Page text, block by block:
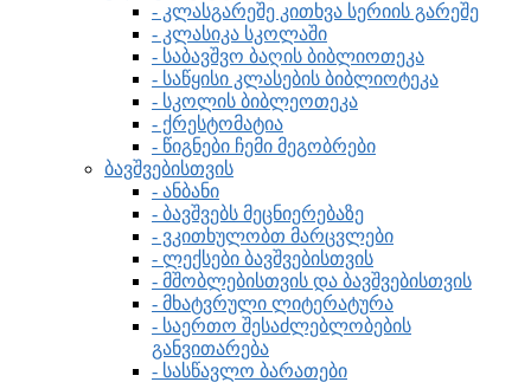
- კლასგარეშე კითხვა სერიის გარეშე
- კლასიკა სკოლაში
- საბავშვო ბაღის ბიბლიოთეკა
- საწყისი კლასების ბიბლიოტეკა
- სკოლის ბიბლეოთეკა
- ქრესტომატია
- წიგნები ჩემი მეგობრები
ბავშვებისთვის
- ანბანი
- ბავშვებს მეცნიერებაზე
- ვკითხულობთ მარცვლები
- ლექსები ბავშვებისთვის
- მშობლებისთვის და ბავშვებისთვის
- მხატვრული ლიტერატურა
- საერთო შესაძლებლობების
განვითარება
- სასწავლო ბარათები